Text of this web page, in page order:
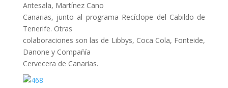
Antesala, Martínez Cano
Canarias, junto al programa Recíclope del Cabildo de
Tenerife. Otras
colaboraciones son las de Libbys, Coca Cola, Fonteide,
Danone y Compañía
Cervecera de Canarias.